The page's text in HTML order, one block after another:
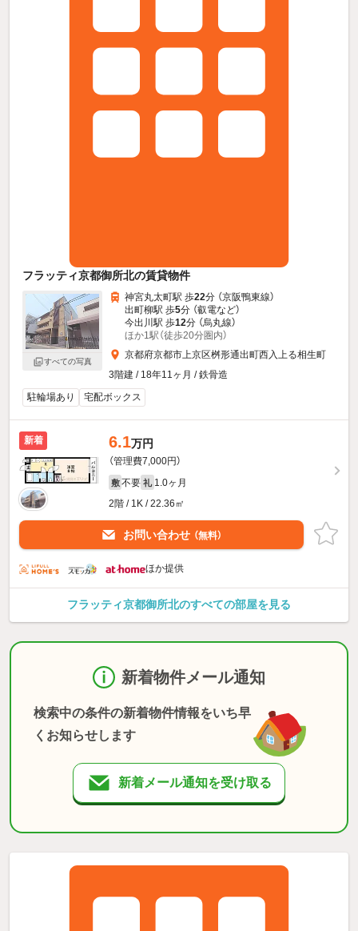
フラッティ京都御所北の賃貸物件
すべての写真
神宮丸太町駅 歩22分 （京阪鴨東線）
出町柳駅 歩5分 （叡電など）
今出川駅 歩12分 （烏丸線）
ほか1駅（徒歩20分圏内）
京都府京都市上京区桝形通出町西入上る相生町
3階建 / 18年11ヶ月 / 鉄骨造
駐輪場あり
宅配ボックス
新着 6.1万円
（管理費7,000円）
敷 不要 礼 1.0ヶ月
2階 / 1K / 22.36㎡
お問い合わせ （無料）
ほか提供
フラッティ京都御所北のすべての部屋を見る
新着物件メール通知
検索中の条件の新着物件情報をいち早
くお知らせします
新着メール通知を受け取る